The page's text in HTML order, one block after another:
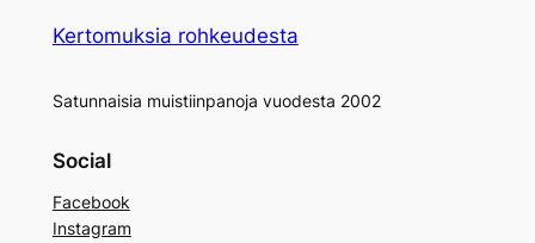
Kertomuksia rohkeudesta
Satunnaisia muistiinpanoja vuodesta 2002
Social
Facebook
Instagram